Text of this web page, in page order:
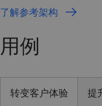
了解参考架构
用例
转变客户体验 提